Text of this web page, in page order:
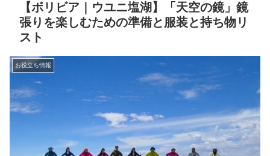
【ボリビア｜ウユニ塩湖】「天空の鏡」鏡
張りを楽しむための準備と服装と持ち物リ
スト
お役立ち情報